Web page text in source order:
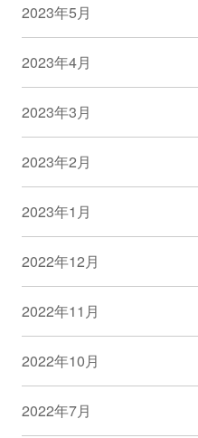
2023年5月
2023年4月
2023年3月
2023年2月
2023年1月
2022年12月
2022年11月
2022年10月
2022年7月